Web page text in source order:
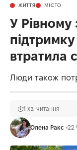
ЖИТТЯ МІСТО
У Рівному
втратила
Люди також
Олена Ракс 22
1 хв. читання